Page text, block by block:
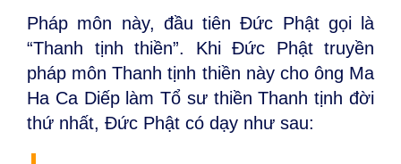
Pháp môn này, đầu tiên Đức Phật gọi là
“Thanh tịnh thiền”. Khi Đức Phật truyền
pháp môn Thanh tịnh thiền này cho ông Ma
Ha Ca Diếp làm Tổ sư thiền Thanh tịnh đời
thứ nhất, Đức Phật có dạy như sau: